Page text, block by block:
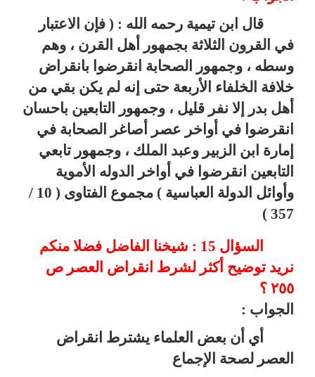
قال ابن تيمية رحمه الله : ( فإن الاعتبار
في القرون الثلاثة بجمهور أهل القرن ، وهم
وسطه ، وجمهور الصحابة انقرضوا بانقراض
خلافة الخلفاء الأربعة حتى إنه لم يكن بقي من
أهل بدر إلا نفر قليل ، وجمهور التابعين باحسان
انقرضوا في أواخر عصر أصاغر الصحابة في
إمارة ابن الزبير وعبد الملك ، وجمهور تابعي
التابعين انقرضوا في أواخر الدوله الأموية
وأوائل الدولة العباسية ) مجموع الفتاوى ( 10 /
357
)
السؤال 15 : شيخنا الفاضل فضلا منكم
نريد توضيح أكثر لشرط انقراض العصر ص
٢٥٥ ؟
الجواب :
أي أن بعض العلماء يشترط انقراض
العصر لصحة الإجماع